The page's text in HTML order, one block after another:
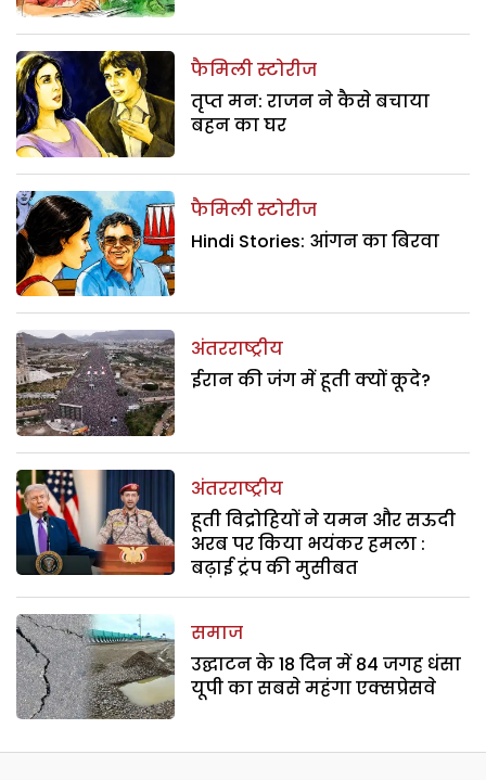
फैमिली स्टोरीज
तृप्त मन: राजन ने कैसे बचाया
बहन का घर
फैमिली स्टोरीज
Hindi Stories: आंगन का बिरवा
अंतरराष्ट्रीय
ईरान की जंग में हूती क्यों कूदे?
अंतरराष्ट्रीय
हूती विद्रोहियों ने यमन और सऊदी
अरब पर किया भयंकर हमला :
बढ़ाई ट्रंप की मुसीबत
समाज
उद्घाटन के 18 दिन में 84 जगह धंसा
यूपी का सबसे महंगा एक्सप्रेसवे